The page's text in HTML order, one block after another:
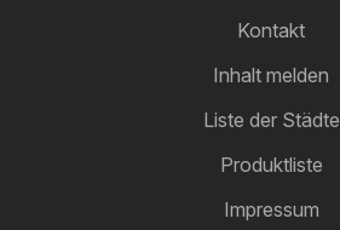
Kontakt
Inhalt melden
Liste der Städte
Produktliste
Impressum